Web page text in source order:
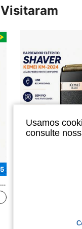
Usamos
consulte